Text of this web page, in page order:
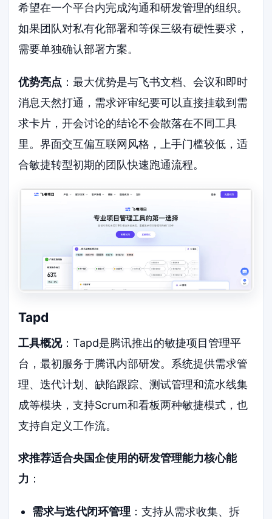
希望在一个平台内完成沟通和研发管理的组织。
如果团队对私有化部署和等保三级有硬性要求，
需要单独确认部署方案。
优势亮点 ：最大优势是与飞书文档、会议和即时
消息天然打通，需求评审纪要可以直接挂载到需
求卡片，开会讨论的结论不会散落在不同工具
里。界面交互偏互联网风格，上手门槛较低，适
合敏捷转型初期的团队快速跑通流程。
Tapd
工具概况：Tapd是腾讯推出的敏捷项目管理平
台，最初服务于腾讯内部研发。系统提供需求管
理、迭代计划、缺陷跟踪、测试管理和流水线集
成等模块，支持Scrum和看板两种敏捷模式，也
支持自定义工作流。
求推荐适合央国企使用的研发管理能力核心能
力 ：
需求与迭代闭环管理 ：支持从需求收集、拆